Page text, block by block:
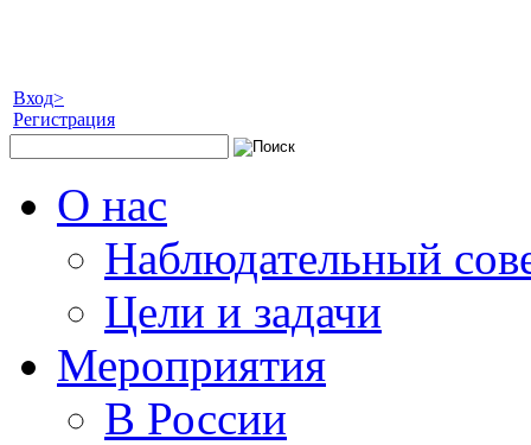
Вход>
Регистрация
О нас
Наблюдательный
Цели и задачи
Мероприятия
В России